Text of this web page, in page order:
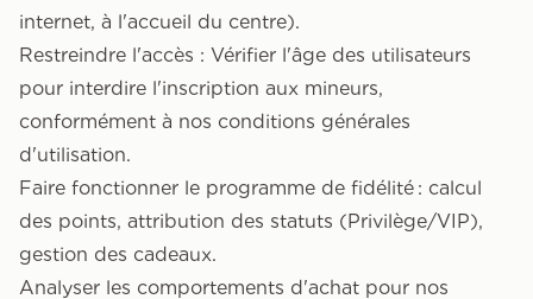
internet, à l'accueil du centre).
Restreindre l'accès : Vérifier l'âge des utilisateurs
pour interdire l'inscription aux mineurs,
conformément à nos conditions générales
d'utilisation.
Faire fonctionner le programme de fidélité : calcul
des points, attribution des statuts (Privilège/VIP),
gestion des cadeaux.
Analyser les comportements d'achat pour nos